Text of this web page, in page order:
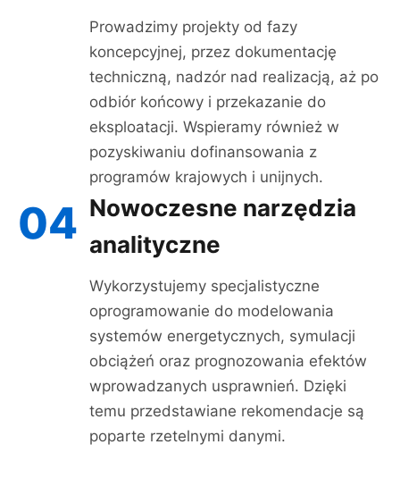
Prowadzimy projekty od fazy
koncepcyjnej, przez dokumentację
techniczną, nadzór nad realizacją, aż po
odbiór końcowy i przekazanie do
eksploatacji. Wspieramy również w
pozyskiwaniu dofinansowania z
programów krajowych i unijnych.
04 Nowoczesne narzędzia
analityczne
Wykorzystujemy specjalistyczne
oprogramowanie do modelowania
systemów energetycznych, symulacji
obciążeń oraz prognozowania efektów
wprowadzanych usprawnień. Dzięki
temu przedstawiane rekomendacje są
poparte rzetelnymi danymi.